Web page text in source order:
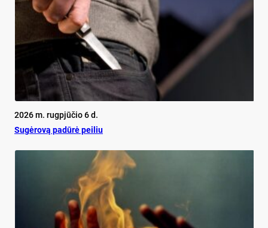
2026 m. rugpjūčio 6 d.
Su­gė­ro­vą pa­dū­rė pei­liu